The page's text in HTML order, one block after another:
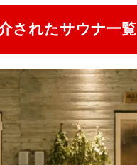
されたサウナ一覧